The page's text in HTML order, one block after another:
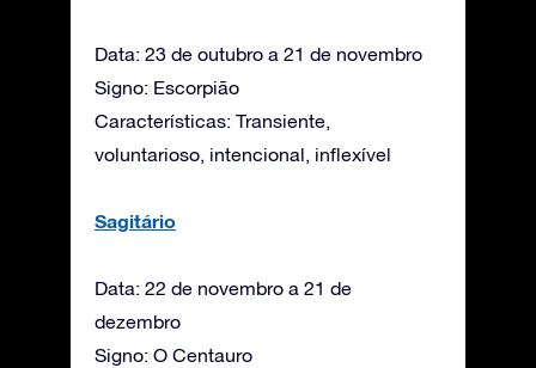
Data: 23 de outubro a 21 de novembro
Signo: Escorpião
Características: Transiente,
voluntarioso, intencional, inflexível
Sagitário
Data: 22 de novembro a 21 de
dezembro
Signo: O Centauro